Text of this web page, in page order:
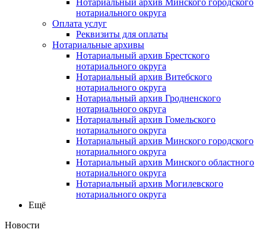
нотариального округа
Оплата услуг
Реквизиты для оплаты
Нотариальные архивы
Нотариальный архив Брестского
нотариального округа
Нотариальный архив Витебского
нотариального округа
Нотариальный архив Гродненского
нотариального округа
Нотариальный архив Гомельского
нотариального округа
Нотариальный архив Минского городского
нотариального округа
Нотариальный архив Минского областного
нотариального округа
Нотариальный архив Могилевского
нотариального округа
Ещё
Новости